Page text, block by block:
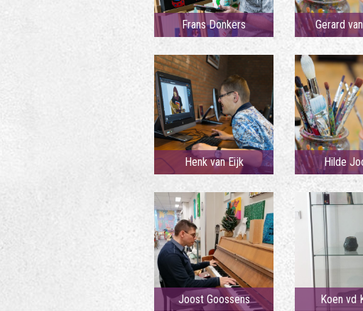
Frans Donkers Gerard
Henk van Eijk Hilde
Joost Goossens Koen vd